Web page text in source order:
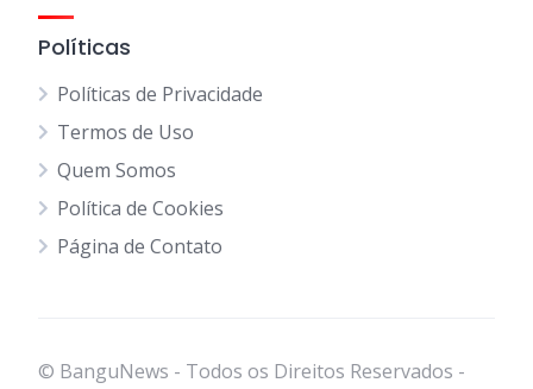
Políticas
Políticas de Privacidade
Termos de Uso
Quem Somos
Política de Cookies
Página de Contato
© BanguNews - Todos os Direitos Reservados -